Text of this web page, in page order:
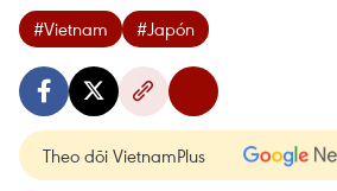
#Vietnam #Japón
Theo dõi VietnamPlus